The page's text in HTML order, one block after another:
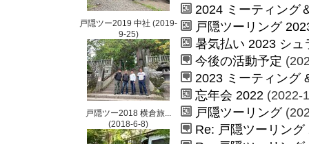
戸隠ツー2019 中社 (2019-
9-25)
戸隠ツー2018 横倉旅...
(2018-6-8)
2024 ミーティング
戸隠ツーリング
暑気払い 2023 シュ
今後の活動予定
2023 ミーティング
忘年会 2022 (2022-
戸隠ツーリング
Re: 戸隠ツーリング